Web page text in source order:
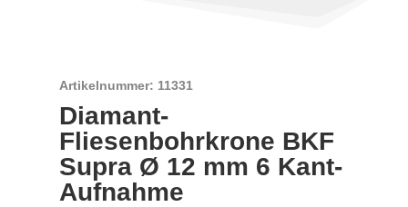
Artikelnummer: 11331
Diamant-
Fliesenbohrkrone BKF
Supra Ø 12 mm 6 Kant-
Aufnahme